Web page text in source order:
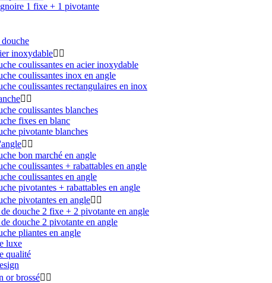
1 fixe + 1 pivotante
inoxydable 
coulissantes en acier inoxydable
coulissantes inox en angle
coulissantes rectangulaires en inox
 
coulissantes blanches
fixes en blanc
pivotante blanches
 
bon marché en angle
coulissantes + rabattables en angle
coulissantes en angle
pivotantes + rabattables en angle
pivotantes en angle 
douche 2 fixe + 2 pivotante en angle
douche 2 pivotante en angle
pliantes en angle
luxe
qualité
or brossé 